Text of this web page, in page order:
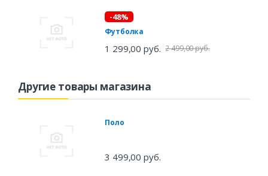
-48%
Футболка
1 299,00 руб. 2 499,00 руб.
Другие товары магазина
Поло
3 499,00 руб.